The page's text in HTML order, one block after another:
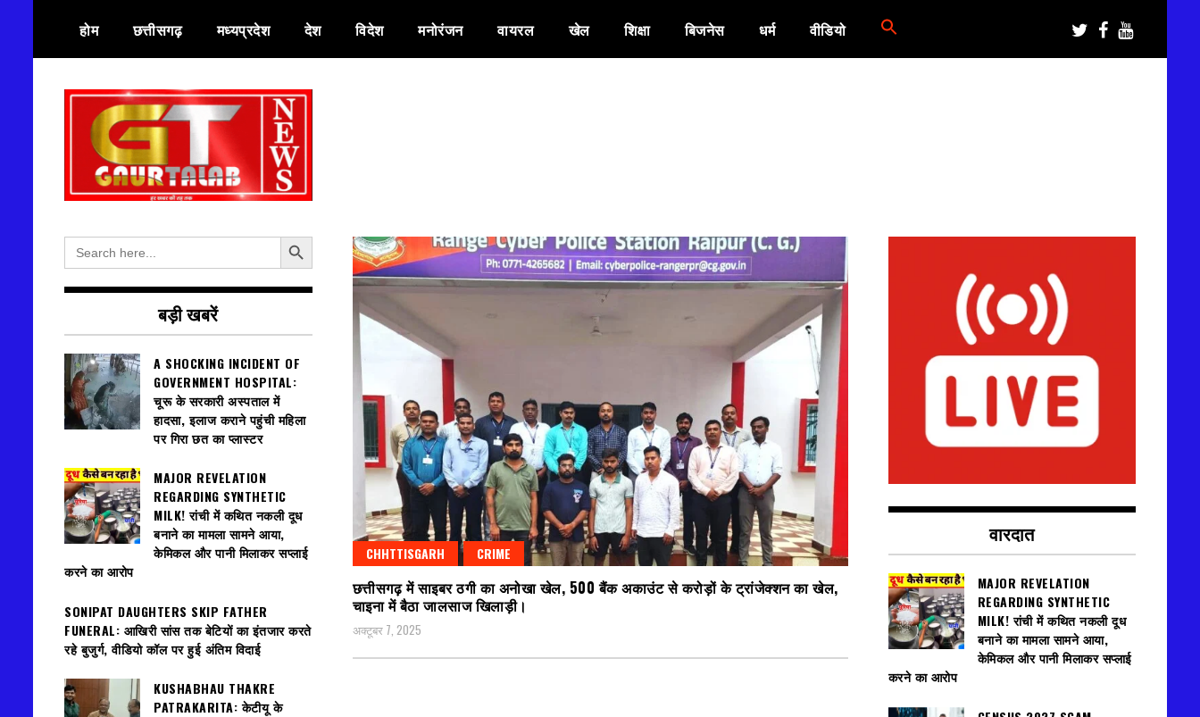
content
होम छत्तीसगढ़ मध्यप्रदेश देश विदेश मनोरंजन वायरल खेल शिक्षा बिजनेस धर्म वीडियो
गौरतलब न्यूज
CHHTTISGARH CRIME
छत्तीसगढ़ में साइबर ठगी का अनोखा खेल, 500 बैंक अकाउंट से करोड़ों के ट्रांजेक्शन का खेल,
चाइना में बैठा जालसाज खिलाड़ी।
अक्टूबर 7, 2025
Search
for:
Search Button
बड़ी खबरें
A SHOCKING INCIDENT OF
GOVERNMENT HOSPITAL:
चूरू के सरकारी अस्पताल में
हादसा, इलाज कराने पहुंची महिला
पर गिरा छत का प्लास्टर
MAJOR REVELATION
REGARDING SYNTHETIC
MILK! रांची में कथित नकली दूध
बनाने का मामला सामने आया,
केमिकल और पानी मिलाकर सप्लाई
करने का आरोप
SONIPAT DAUGHTERS SKIP FATHER
FUNERAL: आखिरी सांस तक बेटियों का इंतजार करते
रहे बुजुर्ग, वीडियो कॉल पर हुई अंतिम विदाई
KUSHABHAU THAKRE
PATRAKARITA: केटीयू के
वारदात
MAJOR REVELATION
REGARDING SYNTHETIC
MILK! रांची में कथित नकली दूध
बनाने का मामला सामने आया,
केमिकल और पानी मिलाकर सप्लाई
करने का आरोप